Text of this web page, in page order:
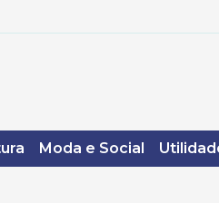
Moda e Social